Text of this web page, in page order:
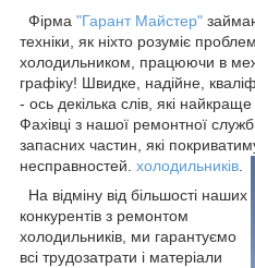
Фірма "Гарант Майстер"
техніки, як ніхто розуміє
холодильником, працюючи в
графіку! Швидке, надійне,
- ось декілька слів, які
Фахівці з нашої ремонтної
запасних частин, які
несправностей. холодильників.
На відміну від більшості наших
конкурентів з ремонтом
холодильників, ми гарантуємо
всі трудозатрати і матеріали